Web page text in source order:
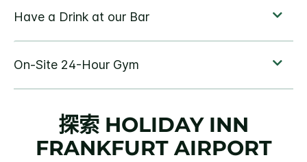
探索 HOLIDAY INN
FRANKFURT AIRPORT